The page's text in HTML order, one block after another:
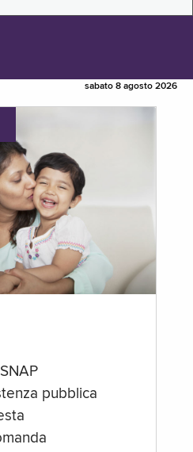
sabato 8 agosto 2026
pubblica